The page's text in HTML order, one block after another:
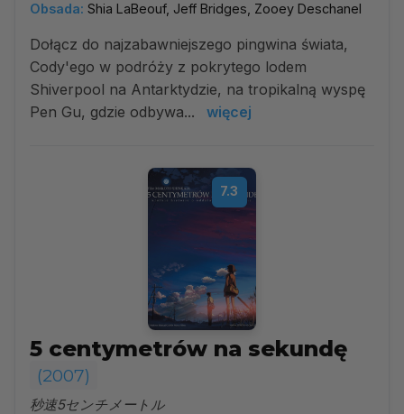
Obsada: Shia LaBeouf, Jeff Bridges, Zooey Deschanel
Dołącz do najzabawniejszego pingwina świata,
Cody'ego w podróży z pokrytego lodem
Shiverpool na Antarktydzie, na tropikalną wyspę
Pen Gu, gdzie odbywa...
więcej
7.3
5 centymetrów na sekundę
(2007)
秒速5センチメートル